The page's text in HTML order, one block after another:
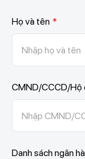
Họ và tên *
CMND/CCCD/Hộ
Danh sách ngân